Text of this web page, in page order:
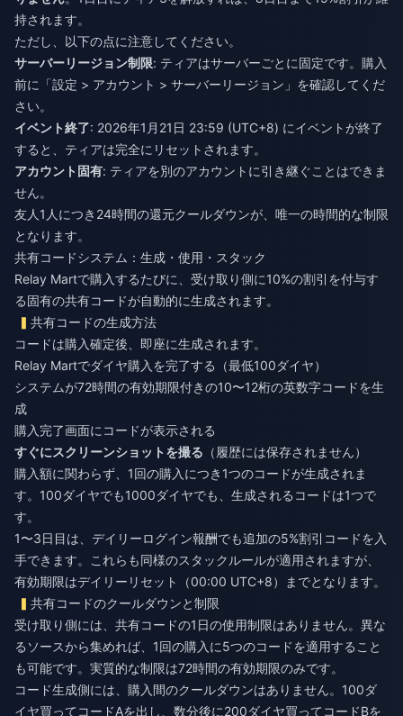
持されます。
ただし、以下の点に注意してください。
サーバーリージョン制限: ティアはサーバーごとに固定です。購入
前に「設定 > アカウント > サーバーリージョン」を確認してくだ
さい。
イベント終了: 2026年1月21日 23:59 (UTC+8) にイベントが終了
すると、ティアは完全にリセットされます。
アカウント固有: ティアを別のアカウントに引き継ぐことはできま
せん。
友人1人につき24時間の還元クールダウンが、唯一の時間的な制限
となります。
共有コードシステム：生成・使用・スタック
Relay Martで購入するたびに、受け取り側に10%の割引を付与す
る固有の共有コードが自動的に生成されます。
共有コードの生成方法
コードは購入確定後、即座に生成されます。
Relay Martでダイヤ購入を完了する（最低100ダイヤ）
システムが72時間の有効期限付きの10〜12桁の英数字コードを生
成
購入完了画面にコードが表示される
すぐにスクリーンショットを撮る （履歴には保存されません）
購入額に関わらず、1回の購入につき1つのコードが生成されま
す。100ダイヤでも1000ダイヤでも、生成されるコードは1つで
す。
1〜3日目は、デイリーログイン報酬でも追加の5%割引コードを入
手できます。これらも同様のスタックルールが適用されますが、
有効期限はデイリーリセット（00:00 UTC+8）までとなります。
共有コードのクールダウンと制限
受け取り側には、共有コードの1日の使用制限はありません。異な
るソースから集めれば、1回の購入に5つのコードを適用すること
も可能です。実質的な制限は72時間の有効期限のみです。
コード生成側には、購入間のクールダウンはありません。100ダ
イヤ買ってコードAを出し、数分後に200ダイヤ買ってコードBを